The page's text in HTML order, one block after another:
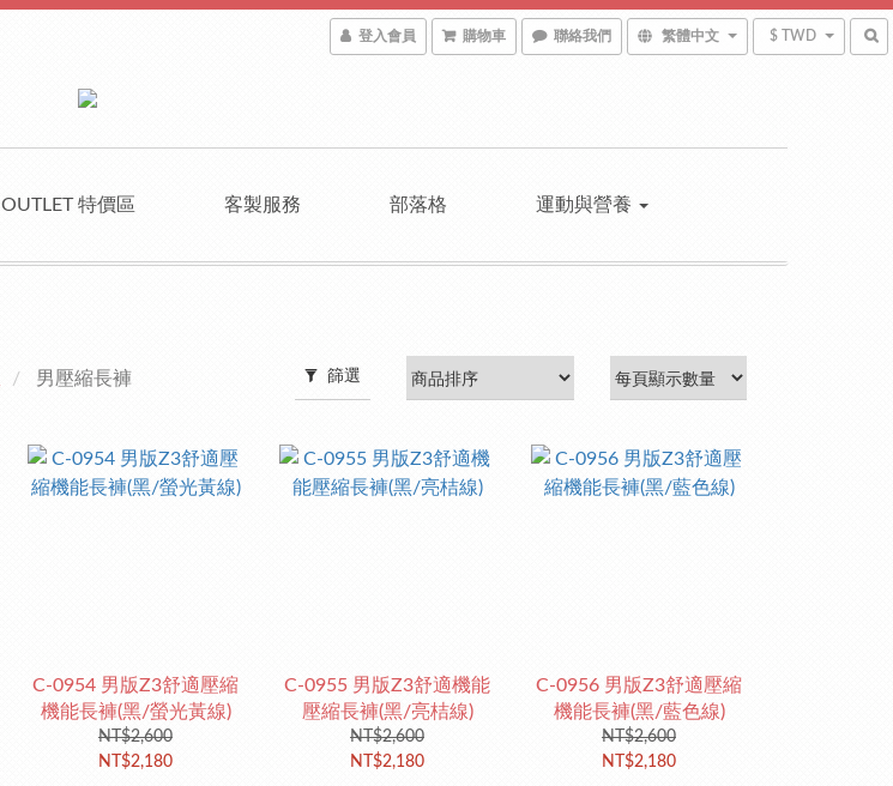
登入會員 購物車 聯絡我們 繁體中文 $ TWD
OUTLET 特價區 客製服務 部落格 運動與營養
篩選
男壓縮長褲
C-0954 男版Z3舒適壓縮
機能長褲(黑/螢光黃線)
NT$2,600
NT$2,180
C-0955 男版Z3舒適機能
壓縮長褲(黑/亮桔線)
NT$2,600
NT$2,180
C-0956 男版Z3舒適壓縮
機能長褲(黑/藍色線)
NT$2,600
NT$2,180